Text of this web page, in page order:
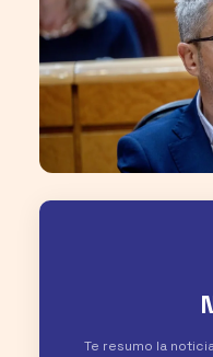
Te resumo la